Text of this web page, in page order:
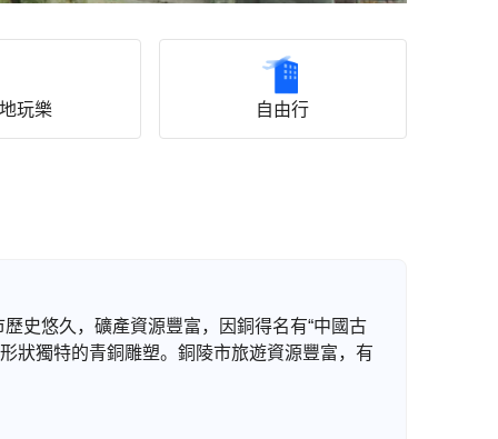
玩樂 自由行
史悠久，礦產資源豐富，因銅得名有“中國古
狀獨特的青銅雕塑。銅陵市旅遊資源豐富，有